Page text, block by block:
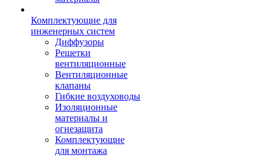
Комплектующие для
инженерных систем
Диффузоры
Решетки
вентиляционные
Вентиляционные
клапаны
Гибкие воздуховоды
Изоляционные
материалы и
огнезащита
Комплектующие
для монтажа